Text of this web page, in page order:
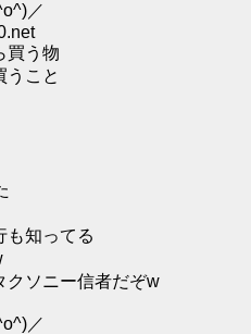
／
買う物
うこと
も知ってる
クソニー信者だぞw
／